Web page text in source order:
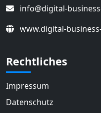
info@digital-
www.digital-
Rechtliches
Impressum
Datenschutz